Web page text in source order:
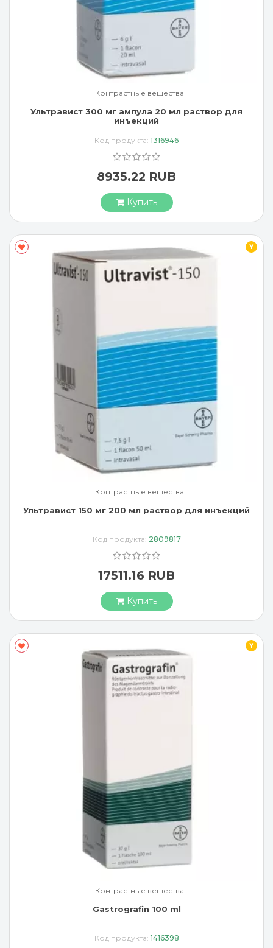
Контрастные вещества
Ультравист 300 мг ампула 20 мл раствор для
инъекций
Код продукта: 1316946
8935.22 RUB
Купить
Y
Контрастные вещества
Ультравист 150 мг 200 мл раствор для инъекций
Код продукта: 2809817
17511.16 RUB
Купить
Y
Контрастные вещества
Gastrografin 100 ml
Код продукта: 1416398